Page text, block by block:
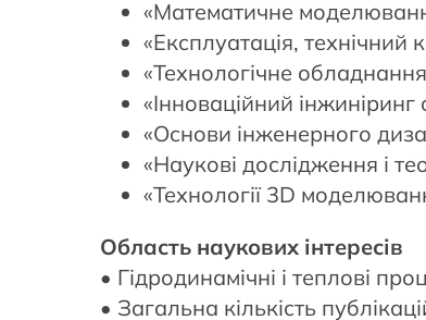
«Математичне
«Експлуатація,
«Технологічне
«Інноваційний
«Основи інженерного
«Наукові дослідження і
«Технології 3D
Область наукових інтересів
• Гідродинамічні і теплові
• Загальна кількість